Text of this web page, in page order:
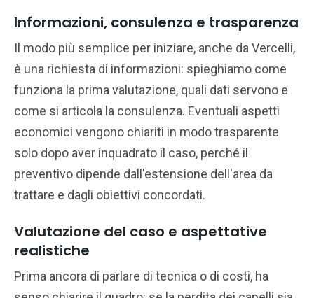
Informazioni, consulenza e trasparenza
Il modo più semplice per iniziare, anche da Vercelli,
è una richiesta di informazioni: spieghiamo come
funziona la prima valutazione, quali dati servono e
come si articola la consulenza. Eventuali aspetti
economici vengono chiariti in modo trasparente
solo dopo aver inquadrato il caso, perché il
preventivo dipende dall'estensione dell'area da
trattare e dagli obiettivi concordati.
Valutazione del caso e aspettative
realistiche
Prima ancora di parlare di tecnica o di costi, ha